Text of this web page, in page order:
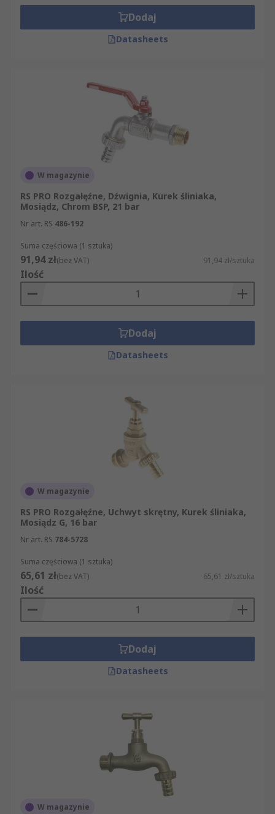
Dodaj
Datasheets
W magazynie
RS PRO Rozgałęźne, Dźwignia, Kurek śliniaka,
Mosiądz, Chrom BSP, 21 bar
Nr art. RS 486-192
Suma częściowa (1 sztuka)
91,94 zł(bez VAT) 91,94 zł/sztuka
Ilość
Dodaj
Datasheets
W magazynie
RS PRO Rozgałęźne, Uchwyt skrętny, Kurek śliniaka,
Mosiądz G, 16 bar
Nr art. RS 784-5728
Suma częściowa (1 sztuka)
65,61 zł(bez VAT) 65,61 zł/sztuka
Ilość
Dodaj
Datasheets
W magazynie